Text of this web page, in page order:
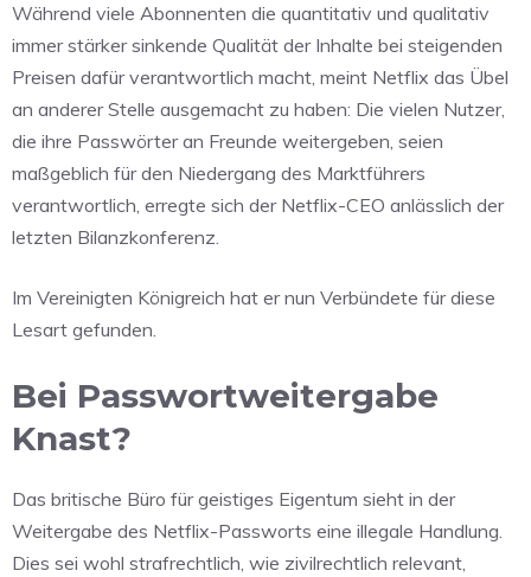
Während viele Abonnenten die quantitativ und qualitativ
immer stärker sinkende Qualität der Inhalte bei steigenden
Preisen dafür verantwortlich macht, meint Netflix das Übel
an anderer Stelle ausgemacht zu haben: Die vielen Nutzer,
die ihre Passwörter an Freunde weitergeben, seien
maßgeblich für den Niedergang des Marktführers
verantwortlich, erregte sich der Netflix-CEO anlässlich der
letzten Bilanzkonferenz.
Im Vereinigten Königreich hat er nun Verbündete für diese
Lesart gefunden.
Bei Passwortweitergabe
Knast?
Das britische Büro für geistiges Eigentum sieht in der
Weitergabe des Netflix-Passworts eine illegale Handlung.
Dies sei wohl strafrechtlich, wie zivilrechtlich relevant,